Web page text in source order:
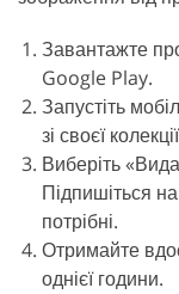
Завантажте
Google Play.
Запустіть
зі своєї
Виберіть
Підпишіться
потрібні.
Отримайте
однієї години.